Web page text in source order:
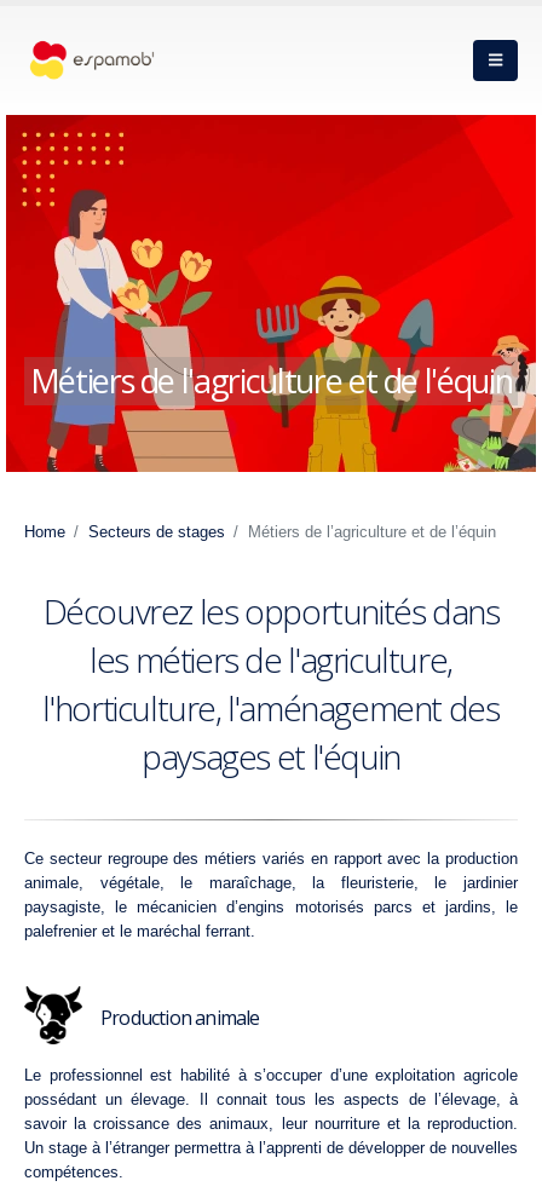
Métiers de l'agriculture et de l'équin
Home Secteurs de stages Métiers de l’agriculture et de l’équin
Découvrez les opportunités dans
les métiers de l'agriculture,
l'horticulture, l'aménagement des
paysages et l'équin
Ce secteur regroupe des métiers variés en rapport avec la production
animale, végétale, le maraîchage, la fleuristerie, le jardinier
paysagiste, le mécanicien d’engins motorisés parcs et jardins, le
palefrenier et le maréchal ferrant.
Production animale
Le professionnel est habilité à s’occuper d’une exploitation agricole
possédant un élevage. Il connait tous les aspects de l’élevage, à
savoir la croissance des animaux, leur nourriture et la reproduction.
Un stage à l’étranger permettra à l’apprenti de développer de nouvelles
compétences.